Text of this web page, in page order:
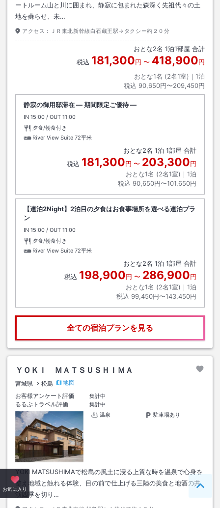
ートルーム山と川に囲まれ、静寂に包まれた森深く先祖代々の土
地を蘇らせ、未…
アクセス： ＪＲ東北新幹線白石蔵王駅→タクシー約２０分
おとな2名 1泊1部屋 合計
税込 181,300円 〜 418,900円
おとな1名 (2名1室)｜ 1泊
税込 90,650円〜209,450円
静寂の御用邸滞在 ― 期間限定ご優待 ―
IN チェックイン
15:00 / OUT チェックアウト
11:00
夕食/朝食付き
River View Suite 72平米
おとな2名 1泊 1部屋 合計
税込 181,300円 〜 203,300円
おとな1名 (2名1室)｜ 1泊
税込 90,650円〜101,650円
【連泊2Night】2泊目の夕食はお食事場所を選べる連泊プラ
ン
IN チェックイン
15:00 / OUT チェックアウト
11:00
夕食/朝食付き
River View Suite 72平米
おとな2名 1泊 1部屋 合計
税込 198,900円 〜 286,900円
おとな1名 (2名1室)｜ 1泊
税込 99,450円〜143,450円
全ての宿泊プランを見る
ＹＯＫＩ ＭＡＴＳＵＳＨＩＭＡ
宮城県 松島
地図
お客様アンケート評価
集計中
るるぶトラベル評価
集計中
温泉
駐車場あり
YOKI MATSUSHIMAで松島の風土に浸る上質な時を温泉で心身を
整え地域と触れる体験、目の前で仕上げる三陸の美食と地酒の共
演四季を切り…
お気に入り ペー